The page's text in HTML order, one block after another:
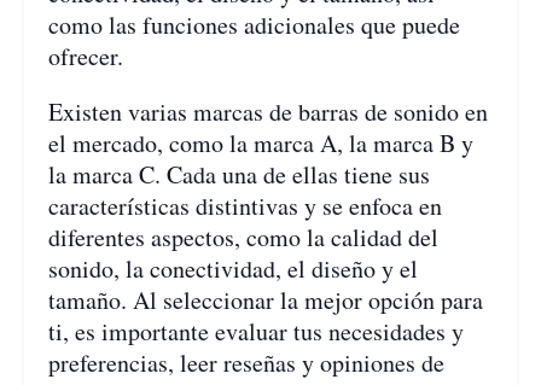
como las funciones adicionales que puede
ofrecer.
Existen varias marcas de barras de sonido en
el mercado, como la marca A, la marca B y
la marca C. Cada una de ellas tiene sus
características distintivas y se enfoca en
diferentes aspectos, como la calidad del
sonido, la conectividad, el diseño y el
tamaño. Al seleccionar la mejor opción para
ti, es importante evaluar tus necesidades y
preferencias, leer reseñas y opiniones de